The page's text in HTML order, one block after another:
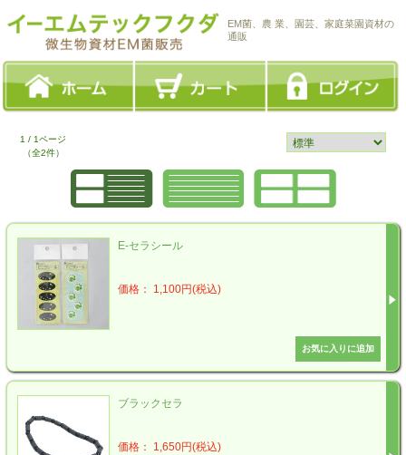
EM菌、農 業、園芸、家庭菜園資材の
通販
1 / 1ページ
（全2件）
E-セラシール
価格： 1,100円(税込)
ブラックセラ
価格： 1,650円(税込)